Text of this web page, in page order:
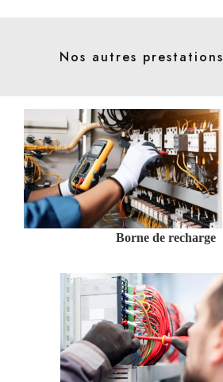
Nos autres prestations
Borne de recharge